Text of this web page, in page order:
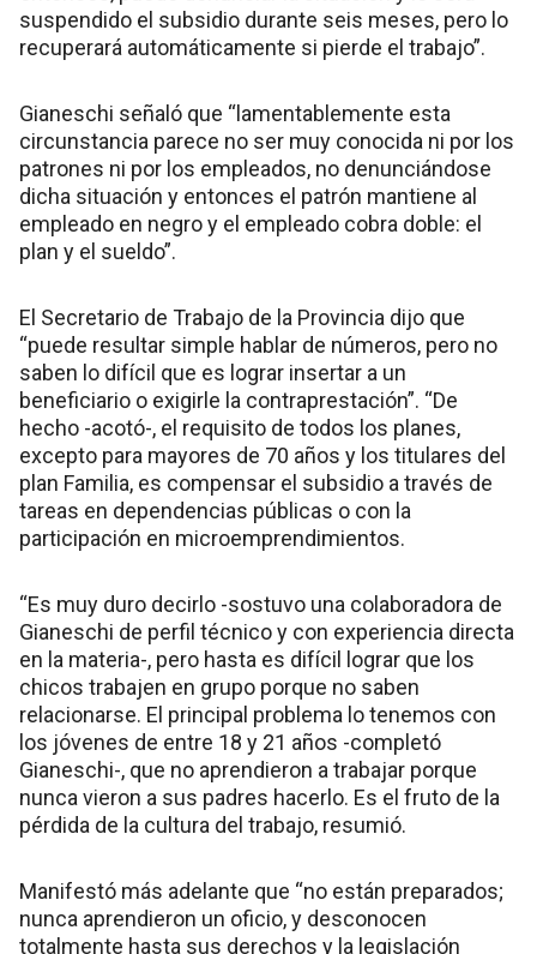
suspendido el subsidio durante seis meses, pero lo
recuperará automáticamente si pierde el trabajo”.
Gianeschi señaló que “lamentablemente esta
circunstancia parece no ser muy conocida ni por los
patrones ni por los empleados, no denunciándose
dicha situación y entonces el patrón mantiene al
empleado en negro y el empleado cobra doble: el
plan y el sueldo”.
El Secretario de Trabajo de la Provincia dijo que
“puede resultar simple hablar de números, pero no
saben lo difícil que es lograr insertar a un
beneficiario o exigirle la contraprestación”. “De
hecho -acotó-, el requisito de todos los planes,
excepto para mayores de 70 años y los titulares del
plan Familia, es compensar el subsidio a través de
tareas en dependencias públicas o con la
participación en microemprendimientos.
“Es muy duro decirlo -sostuvo una colaboradora de
Gianeschi de perfil técnico y con experiencia directa
en la materia-, pero hasta es difícil lograr que los
chicos trabajen en grupo porque no saben
relacionarse. El principal problema lo tenemos con
los jóvenes de entre 18 y 21 años -completó
Gianeschi-, que no aprendieron a trabajar porque
nunca vieron a sus padres hacerlo. Es el fruto de la
pérdida de la cultura del trabajo, resumió.
Manifestó más adelante que “no están preparados;
nunca aprendieron un oficio, y desconocen
totalmente hasta sus derechos y la legislación